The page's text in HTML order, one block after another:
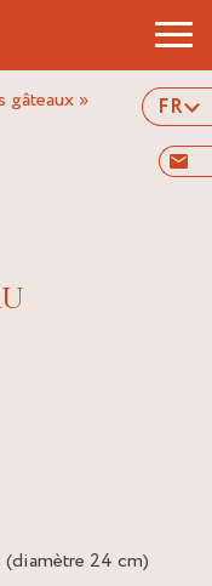
FR
gâteaux »
(diamètre 24 cm)